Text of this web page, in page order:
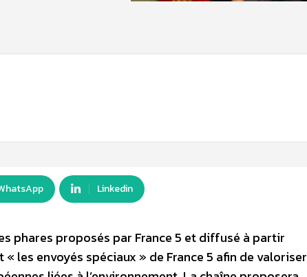
Linkedin
phares proposés par France 5 et diffusé à partir
les envoyés spéciaux » de France 5 afin de valoriser